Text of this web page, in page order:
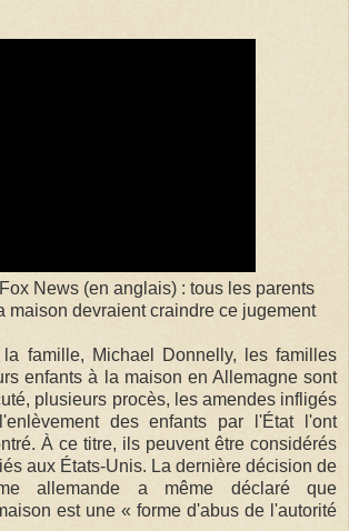
News (en anglais) : tous les parents
maison devraient craindre ce jugement
famille, Michael Donnelly, les familles
enfants à la maison en Allemagne sont
plusieurs procès, les amendes infligés
des enfants par l'État l'ont
À ce titre, ils peuvent être considérés
aux États-Unis. La dernière décision de
allemande a même déclaré que
est une « forme d'abus de l'autorité